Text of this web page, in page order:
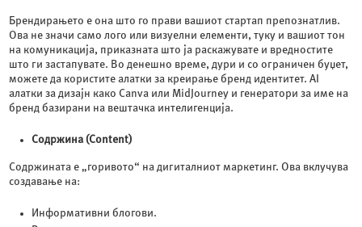
Брендирањето е она што го прави вашиот стартап препознатлив.
Ова не значи само лого или визуелни елементи, туку и вашиот тон
на комуникација, приказната што ја раскажувате и вредностите
што ги застапувате. Во денешно време, дури и со ограничен буџет,
можете да користите алатки за креирање бренд идентитет. AI
алатки за дизајн како Canva или MidJourney и генератори за име на
бренд базирани на вештачка интелигенција.
Содржина (Content)
Содржината е „горивото“ на дигиталниот маркетинг. Ова вклучува
создавање на:
Информативни блогови.